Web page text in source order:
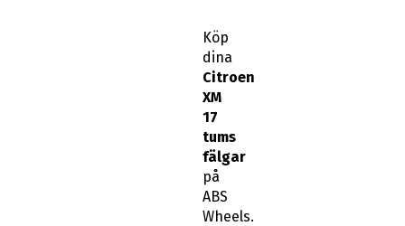
Köp
dina
Citroen
XM
17
tums
fälgar
på
ABS
Wheels.